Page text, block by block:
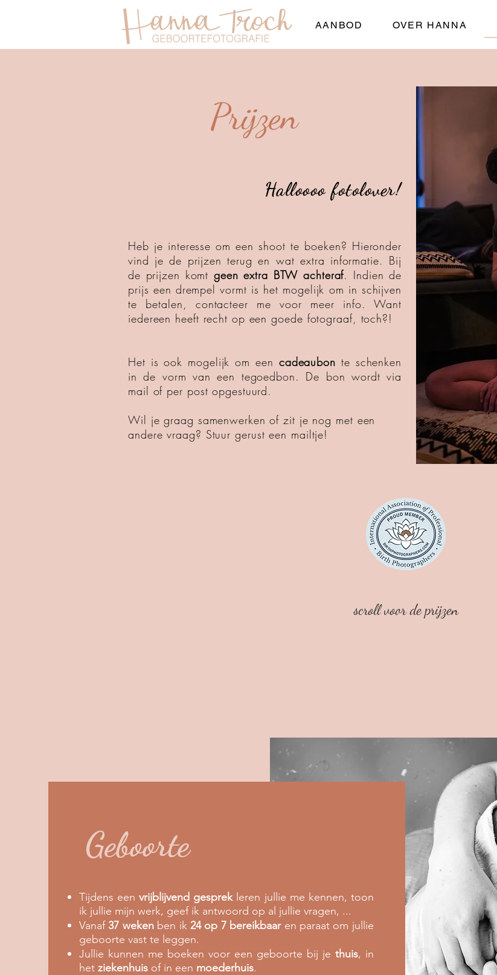
AANBOD OVER HANNA
Prijzen
Halloooo fotolover!
Heb je interesse om een shoot te boeken? Hieronder
vind je de prijzen terug en wat extra informatie. Bij
de prijzen komtgeen extra BTW achteraf. Indien de
prijs een drempel vormt is het mogelijk om in schijven
te betalen, contacteer me voor meer info.Want
iedereen heeft recht op een goede fotograaf, toch?!
Het is ook mogelijk om een cadeaubon te schenken
in de vorm van een tegoedbon. De bon wordt via
mail of per post opgestuurd.
Wil je graag samenwerken of zit je nog met een
andere vraag? Stuur gerust een mailtje!
scroll voor de prijzen
Geboorte
Tijdens eenvrijblijvend gesprekleren jullie me kennen, toon
ik jullie mijn werk, geef ik antwoord op al jullie vragen, ...
Vanaf 37 wekenben ik 24 op 7 bereikbaaren paraat om jullie
geboorte vast te leggen.
Jullie kunnen me boeken voor een geboorte bij je thuis, in
het ziekenhuis of in een moederhuis.